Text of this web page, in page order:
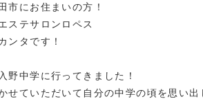
市にお住まいの方！
ステサロンロペス
ンタです！
野中学に行ってきました！
せていただいて自分の中学の頃を思い出